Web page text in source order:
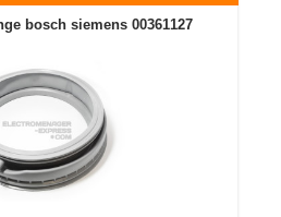
bosch siemens 00361127